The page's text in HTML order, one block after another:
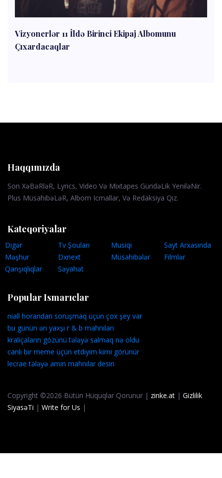
Vizyonerlər 11 İldə Birinci Ekipaj Albomunu
Çıxardacaqlar
Haqqımızda
Son XəBəRləR, Lyrics, Video Və Mixtapes GündəLik YeniləNir.
Plus MüsahibəLəR, Albom Icmallar, Və Redaksiya Qız.
Kateqoriyalar
Digər Tv Şouları Musiqi
Sayt Arxasında
Məşhur
Dxnext Müsahibələr
Filmlər
Qarışıqlıqlar
Səyahət
Popular Ismarıclar
niall horandan soruşmaq üçün çox şey var
bu günün ən yaxşı r & b mahnıları
kraliçaların gözünü tələyə salmaq nə oldu
canlı bir meme üçün etdiyim kimi görünür
lecrae tələyə amin mahnılar desin
Copyright ©2026 Bütün Hüquqlar Qorunur | zinke.at | Gizlilik
SiyasəTi | Write for Us |